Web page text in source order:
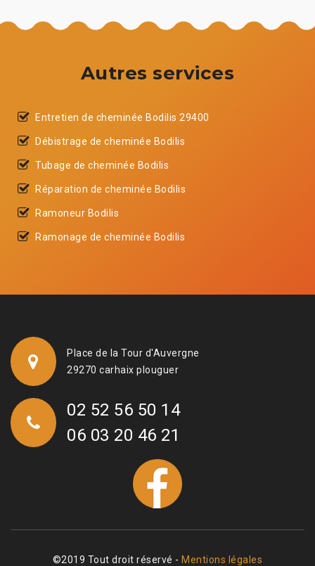
Autres services
Entretien de cheminée Bodilis 29400
Débistrage de cheminée Bodilis
Tubage de cheminée Bodilis
Réparation de cheminée Bodilis
Ramoneur Bodilis
Ramonage de cheminée Bodilis
Place de la Tour d'Auvergne
29270 carhaix plouguer
02 52 56 50 14
06 03 20 46 21
©2019 Tout droit réservé - Mentions légales